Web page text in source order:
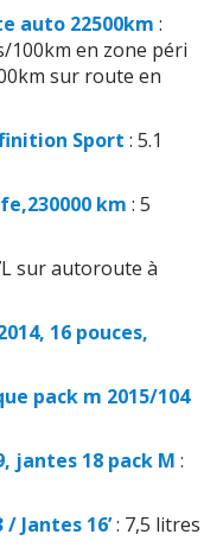
auto 22500km :
100km en zone péri
sur route en
finition Sport : 5.1
km : 5
sur autoroute à
16 pouces,
pack m 2015/104
jantes 18 pack M :
Jantes 16’: 7,5 litres